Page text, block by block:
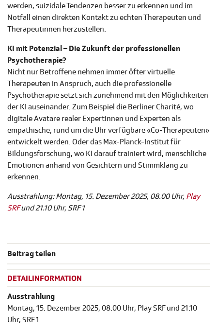
werden, suizidale Tendenzen besser zu erkennen und im
Notfall einen direkten Kontakt zu echten Therapeuten und
Therapeutinnen herzustellen.
KI mit Potenzial – Die Zukunft der professionellen
Psychotherapie?
Nicht nur Betroffene nehmen immer öfter virtuelle
Therapeuten in Anspruch, auch die professionelle
Psychotherapie setzt sich zunehmend mit den Möglichkeiten
der KI auseinander. Zum Beispiel die Berliner Charité, wo
digitale Avatare realer Expertinnen und Experten als
empathische, rund um die Uhr verfügbare «Co-Therapeuten»
entwickelt werden. Oder das Max-Planck-Institut für
Bildungsforschung, wo KI darauf trainiert wird, menschliche
Emotionen anhand von Gesichtern und Stimmklang zu
erkennen.
Ausstrahlung: Montag, 15. Dezember 2025, 08.00 Uhr, Play
SRFund 21.10 Uhr, SRF 1
Beitrag teilen
DETAILINFORMATION
Ausstrahlung
Montag, 15. Dezember 2025, 08.00 Uhr, Play SRF und 21.10
Uhr, SRF 1